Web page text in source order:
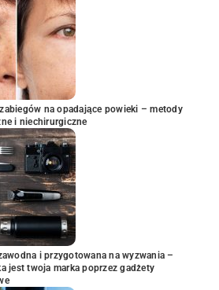
na opadające powieki – metody
i niechirurgiczne
i przygotowana na wyzwania –
jest twoja marka poprzez gadżety